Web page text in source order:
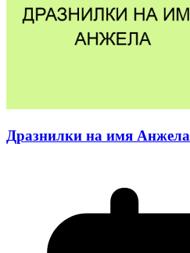
Дразнилки на имя Анжела